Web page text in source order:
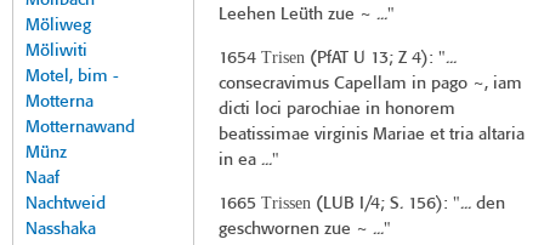
Möliweg
Möliwiti
Motel, bim -
Motterna
Motternawand
Münz
Naaf
Nachtweid
Nasshaka
Leehen Leüth zue ~ ..."
1654 Trisen( PfAT U 13; Z 4): "...
consecravimus Capellam in pago ~, iam
dicti loci parochiae in honorem
beatissimae virginis Mariae et tria altaria
in ea ..."
1665 Trissen( LUB I/4; S. 156): "... den
geschwornen zue ~ ..."